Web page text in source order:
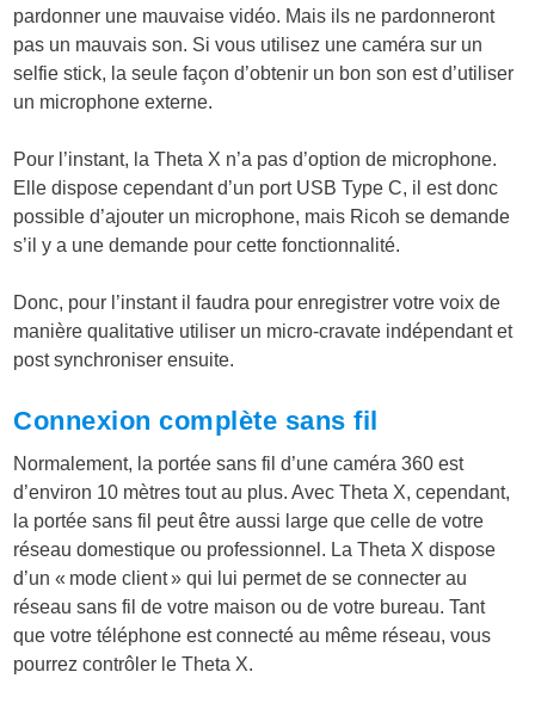
pardonner une mauvaise vidéo. Mais ils ne pardonneront
pas un mauvais son. Si vous utilisez une caméra sur un
selfie stick, la seule façon d’obtenir un bon son est d’utiliser
un microphone externe.
Pour l’instant, la Theta X n’a pas d’option de microphone.
Elle dispose cependant d’un port USB Type C, il est donc
possible d’ajouter un microphone, mais Ricoh se demande
s’il y a une demande pour cette fonctionnalité.
Donc, pour l’instant il faudra pour enregistrer votre voix de
manière qualitative utiliser un micro-cravate indépendant et
post synchroniser ensuite.
Connexion complète sans fil
Normalement, la portée sans fil d’une caméra 360 est
d’environ 10 mètres tout au plus. Avec Theta X, cependant,
la portée sans fil peut être aussi large que celle de votre
réseau domestique ou professionnel. La Theta X dispose
d’un « mode client » qui lui permet de se connecter au
réseau sans fil de votre maison ou de votre bureau. Tant
que votre téléphone est connecté au même réseau, vous
pourrez contrôler le Theta X.